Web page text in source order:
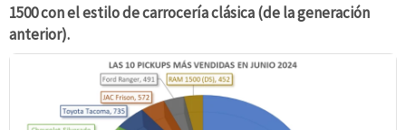
1500 con el estilo de carrocería clásica (de la generación
anterior).